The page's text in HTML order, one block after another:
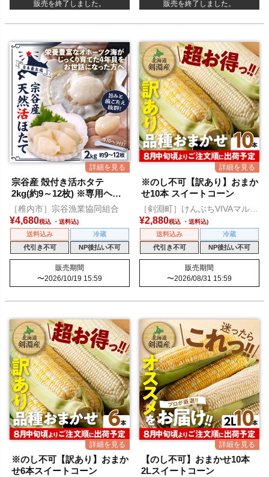
販売を終了しました。 販売を終了しました。
宗谷産 殻付き活ホタテ
2kg(約9～12枚) ※専用ヘラ
付き
［稚内市］宗谷漁業協同組合
¥4,680税込
送料込み
冷蔵
代引き不可
NP後払い不可
販売期間
〜2026/10/19 15:59
※のし不可【訳あり】おまか
せ10本 スイートコーン
［剣淵町］けんぶちVIVAマルシ
ェ
¥2,880税込
送料込み
冷蔵
代引き不可
NP後払い不可
販売期間
〜2026/08/31 15:59
※のし不可【訳あり】おまか
せ6本スイートコーン
【のし不可】おまかせ10本
2Lスイートコーン